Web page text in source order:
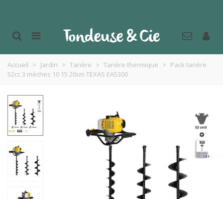
Accueil > Jardin > Tarière > Tarière thermique > Pack tarière
52cc 3 mèches 10 15 20cm TEXAS EA5300